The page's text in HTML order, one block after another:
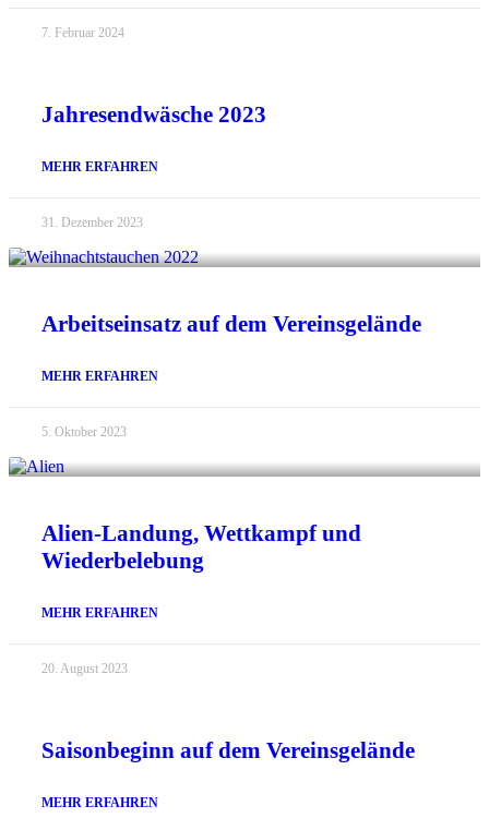
7. Februar 2024
Jahresendwäsche 2023
MEHR ERFAHREN
31. Dezember 2023
Arbeitseinsatz auf dem Vereinsgelände
MEHR ERFAHREN
5. Oktober 2023
Alien-Landung, Wettkampf und
Wiederbelebung
MEHR ERFAHREN
20. August 2023
Saisonbeginn auf dem Vereinsgelände
MEHR ERFAHREN